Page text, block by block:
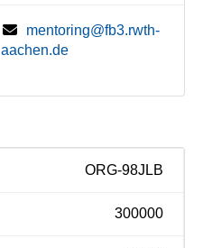
mentoring@fb3.rwth-
aachen.de
ORG-98JLB
300000